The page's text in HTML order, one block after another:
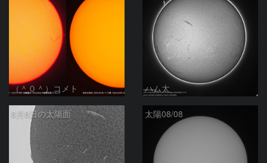
（＾０＾）コメト ハム太
8月8日の太陽面 太陽08/08